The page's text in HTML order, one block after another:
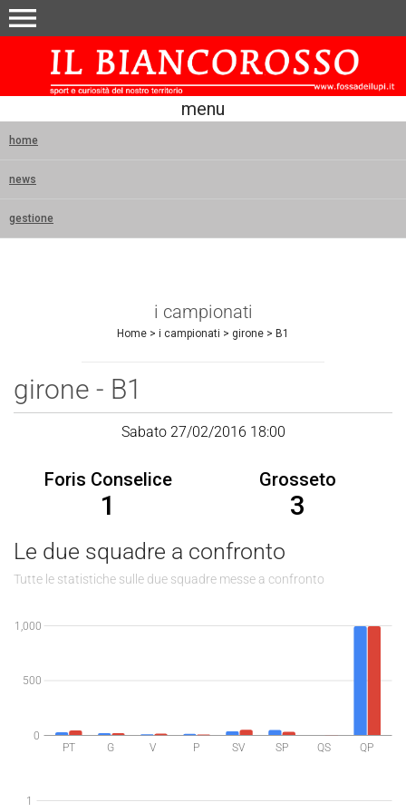
menu
menu
home
news
gestione
i campionati
Home > i campionati > girone > B1
girone - B1
Sabato 27/02/2016 18:00
Foris Conselice Grosseto
1 3
Le due squadre a confronto
Tutte le statistiche sulle due squadre messe a confronto
PT G V P SV SP QS QP
0
500
1,000
1